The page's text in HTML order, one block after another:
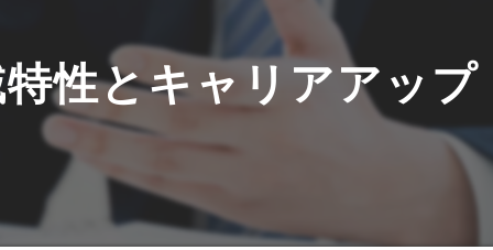
性とキャリアアップ